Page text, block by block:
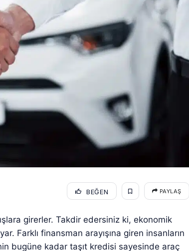
BEĞEN PAYLAŞ
girerler. Takdir edersiniz ki, ekonomik
Farklı finansman arayışına giren insanların
bugüne kadar taşıt kredisi sayesinde araç